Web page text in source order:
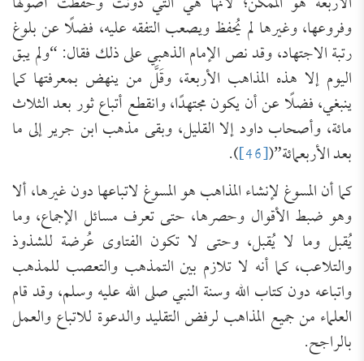
وفروعها، وغيرها لم يُحفظ ويصعب التفقه عليه، فضلًا عن بلوغ
رتبة الاجتهاد، وقد نص الإمام الذهبي على ذلك فقال: “ولم يبق
اليوم إلا هذه المذاهب الأربعة، وقَلَّ من ينهض بمعرفتها كما
ينبغي، فضلًا عن أن يكون مجتهدًا، وانقطع أتباع ثور بعد الثلاث
مائة، وأصحاب داود إلا القليل، وبقى مذهب ابن جرير إلى ما
بعد الأربعمائة”([46]
).
كما أن المسوغ لإنشاء المذاهب هو المسوغ لاتباعها دون غيرها، ألا
وهو ضبط الأقوال وحصرها، حتى تعرف مسائل الإجماع، وما
يُقبل وما لا يُقبل، وحتى لا تكون الفتاوى عُرضة للشذوذ
والتلاعب، كما أنه لا تلازم بين التمذهب والتعصب للمذهب
واتباعه دون كتاب الله وسنة النبي صلى الله عليه وسلم، وقد قام
العلماء من جميع المذاهب لرفض التقليد والدعوة للاتباع والعمل
بالراجح.